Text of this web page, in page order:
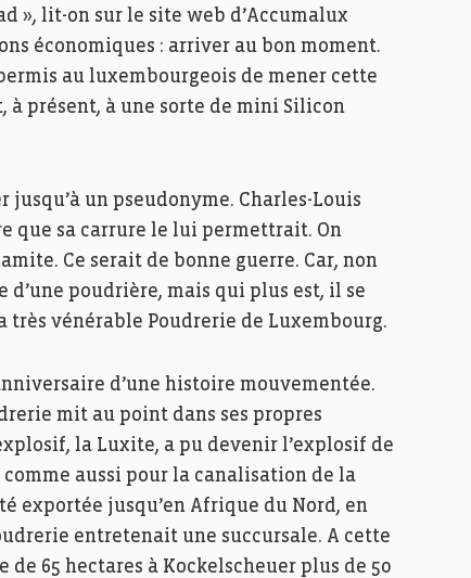
», lit-on sur le site web d’Accumalux
économiques : arriver au bon moment.
au luxembourgeois de mener cette
présent, à une sorte de mini Silicon
jusqu’à un pseudonyme. Charles-Louis
que sa carrure le lui permettrait. On
Ce serait de bonne guerre. Car, non
poudrière, mais qui plus est, il se
très vénérable Poudrerie de Luxembourg.
d’une histoire mouvementée.
mit au point dans ses propres
la Luxite, a pu devenir l’explosif de
aussi pour la canalisation de la
exportée jusqu’en Afrique du Nord, en
entretenait une succursale. A cette
65 hectares à Kockelscheuer plus de 50